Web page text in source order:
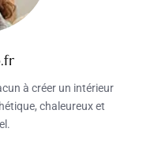
à créer un intérieur
chaleureux et